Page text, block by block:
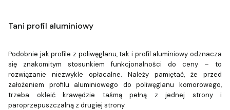
Tani profil aluminiowy
Podobnie jak profile z poliwęglanu, tak i profil aluminiowy odznacza
się znakomitym stosunkiem funkcjonalności do ceny – to
rozwiązanie niezwykle opłacalne. Należy pamiętać, że przed
założeniem profilu aluminiowego do poliwęglanu komorowego,
trzeba okleić krawędzie taśmą pełną z jednej strony i
paroprzepuszczalną z drugiej strony.